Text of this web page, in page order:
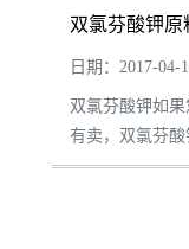
双氯芬酸钾原
日期：2017-04-
双氯芬酸钾如
有卖，双氯芬